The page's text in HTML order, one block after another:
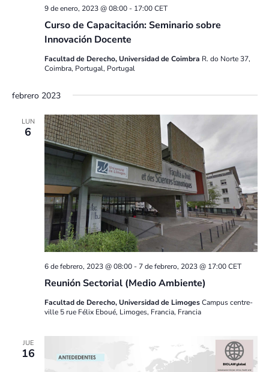
Curso de Capacitación: Seminario sobre
Innovación Docente
9 de enero, 2023 @ 08:00- 17:00 CET
Facultad de Derecho, Universidad de Coimbra R. do Norte 37,
Coimbra, Portugal, Portugal
febrero 2023
LUN
6
Reunión Sectorial (Medio Ambiente)
6 de febrero, 2023 @ 08:00- 7 de febrero, 2023 @ 17:00 CET
Facultad de Derecho, Universidad de LimogesCampus centre-
ville 5 rue Félix Eboué, Limoges, Francia, Francia
JUE
16